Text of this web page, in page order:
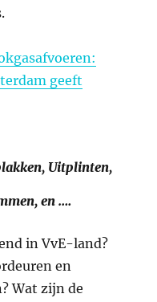
geeft
Uitplinten,
en ….
in VvE-land?
en
Wat zijn de